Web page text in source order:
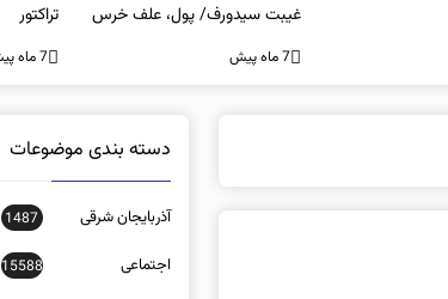
غیبت سیدورف/ پول، علف خرس
است؟
7 ماه پیش
تراکتور
7 ماه پیش
دسته بندی موضوعات
آذربایجان شرقی 1487
اجتماعی 15588